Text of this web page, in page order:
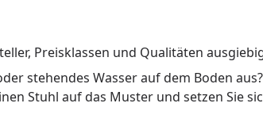
Preisklassen und Qualitäten
stehendes Wasser auf dem Boden
Stuhl auf das Muster und setzen Sie